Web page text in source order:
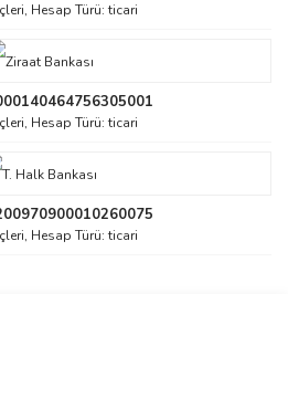
Hesap Türü: ticari
Hesap Türü: ticari
Hesap Türü: ticari